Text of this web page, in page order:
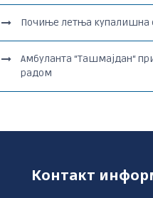
Почиње летња купалишна
Амбуланта “Ташмајдан“
радом
Контакт